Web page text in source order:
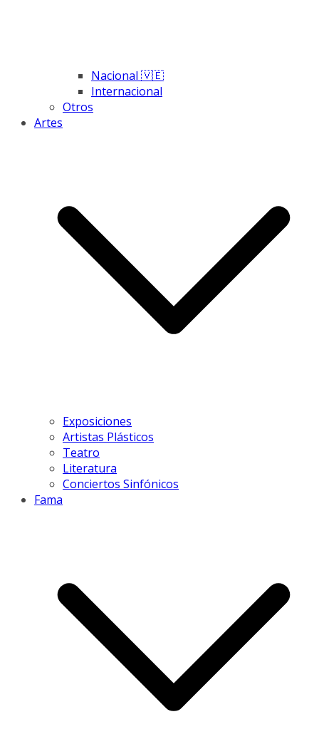
Nacional 🇻🇪
Internacional
Otros
Artes
Exposiciones
Artistas Plásticos
Teatro
Literatura
Conciertos Sinfónicos
Fama